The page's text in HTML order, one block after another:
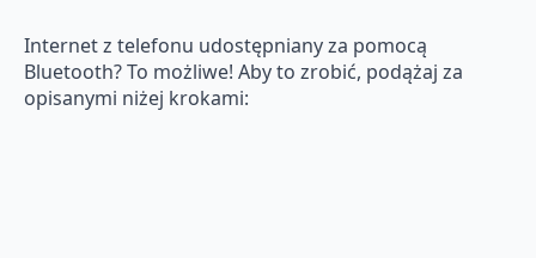
Internet z telefonu udostępniany za pomocą
Bluetooth? To możliwe! Aby to zrobić, podążaj za
opisanymi niżej krokami: